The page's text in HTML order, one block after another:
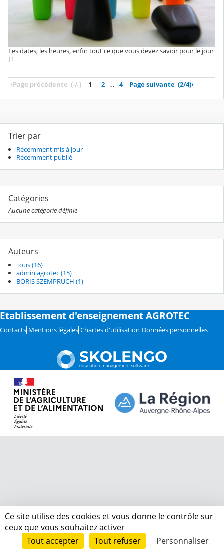
Les dates, les heures, enfin tout ce que vous devez savoir pour le jour
J !
‹Page précédente (-/-) 1 2 … 4 Page suivante (2/4)›
Trier par
Récemment mis à jour
Récemment publié
Catégories
Aucune catégorie définie
Auteurs
Tous (16)
admin agrotec (15)
BORIS SZEMPRUCH (1)
Etablissement d'enseignement AGROTEC
Contacts Mentions légales Chartes d'utilisation Données personnelles
Ce site utilise des cookies et vous donne le contrôle sur
ceux que vous souhaitez activer
Tout accepter
Tout refuser Personnaliser